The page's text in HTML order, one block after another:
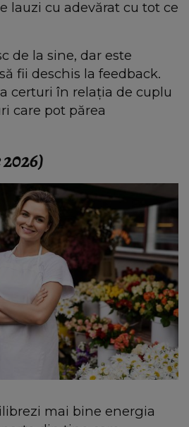
lauzi cu adevărat cu tot ce
de la sine, dar este
fii deschis la feedback.
certuri în relația de cuplu
care pot părea
mai bine energia